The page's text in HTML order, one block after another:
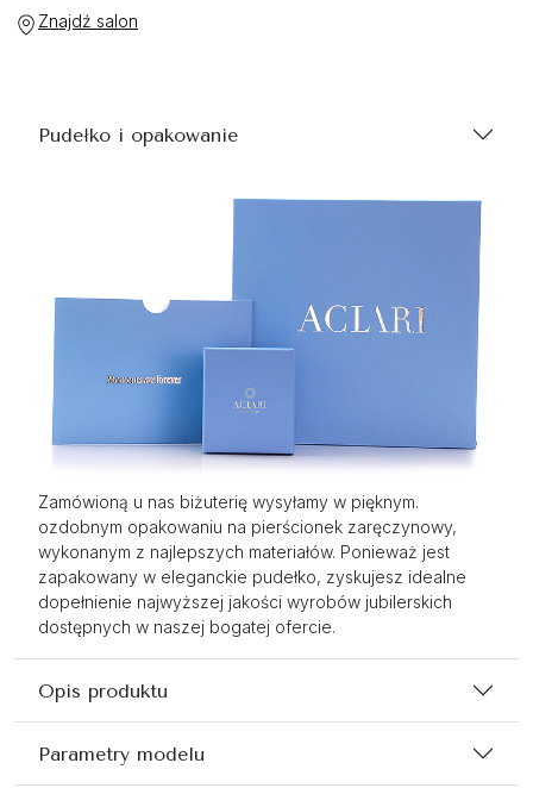
Znajdź salon
Pudełko i opakowanie
Zamówioną u nas biżuterię wysyłamy w pięknym.
ozdobnym opakowaniu na pierścionek zaręczynowy,
wykonanym z najlepszych materiałów. Ponieważ jest
zapakowany w eleganckie pudełko, zyskujesz idealne
dopełnienie najwyższej jakości wyrobów jubilerskich
dostępnych w naszej bogatej ofercie.
Opis produktu
Parametry modelu